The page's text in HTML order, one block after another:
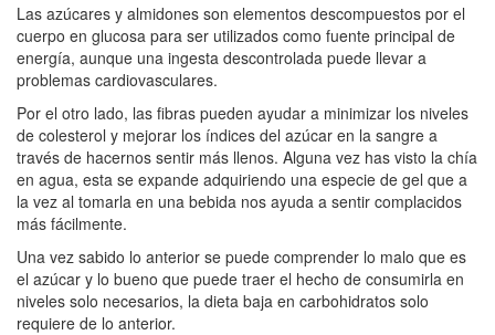
Las azúcares y almidones son elementos descompuestos por el
cuerpo en glucosa para ser utilizados como fuente principal de
energía, aunque una ingesta descontrolada puede llevar a
problemas cardiovasculares.
Por el otro lado, las fibras pueden ayudar a minimizar los niveles
de colesterol y mejorar los índices del azúcar en la sangre a
través de hacernos sentir más llenos. Alguna vez has visto la chía
en agua, esta se expande adquiriendo una especie de gel que a
la vez al tomarla en una bebida nos ayuda a sentir complacidos
más fácilmente.
Una vez sabido lo anterior se puede comprender lo malo que es
el azúcar y lo bueno que puede traer el hecho de consumirla en
niveles solo necesarios, la dieta baja en carbohidratos solo
requiere de lo anterior.